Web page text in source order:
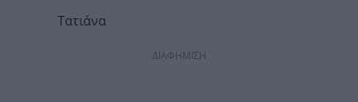
Τατιάνα
ΔΙΑΦΗΜΙΣΗ